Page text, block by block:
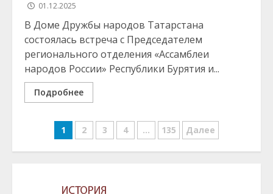
01.12.2025
В Доме Дружбы народов Татарстана
состоялась встреча с Председателем
регионального отделения «Ассамблеи
народов России» Республики Бурятия и...
Подробнее
Навигация
по
записям
1 2 3 4 … 135 Далее